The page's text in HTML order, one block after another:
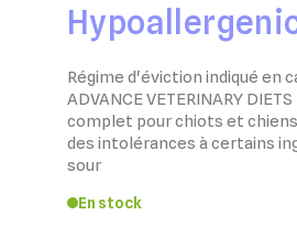
Régime d'éviction indiqué en
ADVANCE VETERINARY
complet pour chiots et
des intolérances à certains
sour
En stock